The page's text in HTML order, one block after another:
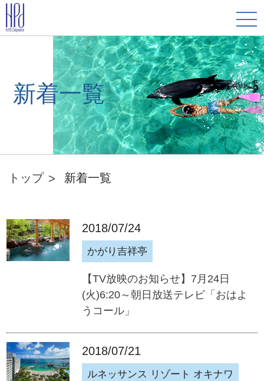
新着一覧
トップ 新着一覧
2018/07/24
かがり吉祥亭
【TV放映のお知らせ】7月24日
(火)6:20～朝日放送テレビ「おはよ
うコール」
2018/07/21
ルネッサンス リゾート オキナワ